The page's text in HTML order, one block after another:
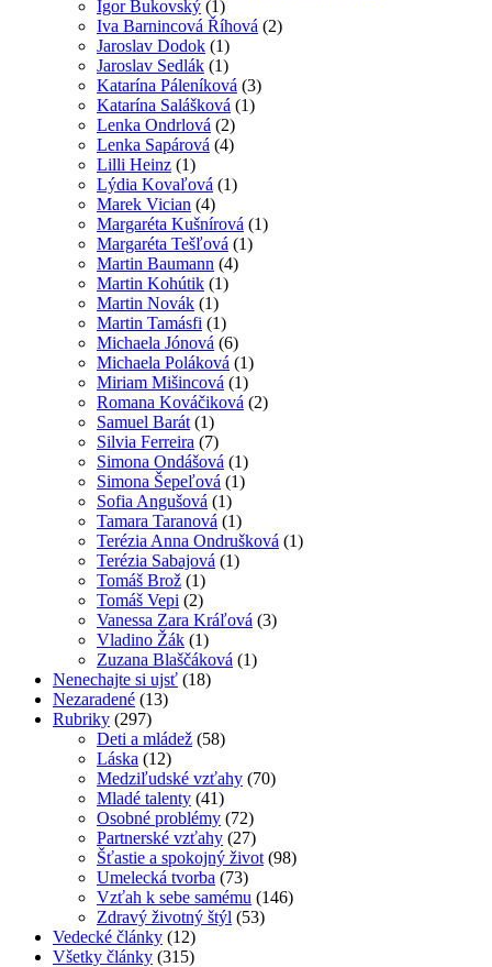
Igor Bukovský (1)
Iva Barnincová Říhová (2)
Jaroslav Dodok (1)
Jaroslav Sedlák (1)
Katarína Páleníková (3)
Katarína Salášková (1)
Lenka Ondrlová (2)
Lenka Sapárová (4)
Lilli Heinz (1)
Lýdia Kovaľová (1)
Marek Vician (4)
Margaréta Kušnírová (1)
Margaréta Tešľová (1)
Martin Baumann (4)
Martin Kohútik (1)
Martin Novák (1)
Martin Tamásfi (1)
Michaela Jónová (6)
Michaela Poláková (1)
Miriam Mišincová (1)
Romana Kováčiková (2)
Samuel Barát (1)
Silvia Ferreira (7)
Simona Ondášová (1)
Simona Šepeľová (1)
Sofia Angušová (1)
Tamara Taranová (1)
Terézia Anna Ondrušková (1)
Terézia Sabajová (1)
Tomáš Brož (1)
Tomáš Vepi (2)
Vanessa Zara Kráľová (3)
Vladino Žák (1)
Zuzana Blaščáková (1)
Nenechajte si ujsť (18)
Nezaradené (13)
Rubriky (297)
Deti a mládež (58)
Láska (12)
Medziľudské vzťahy (70)
Mladé talenty (41)
Osobné problémy (72)
Partnerské vzťahy (27)
Šťastie a spokojný život (98)
Umelecká tvorba (73)
Vzťah k sebe samému (146)
Zdravý životný štýl (53)
Vedecké články (12)
Všetky články (315)